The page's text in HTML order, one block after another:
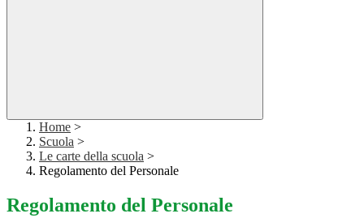
Home >
Scuola >
Le carte della scuola >
Regolamento del Personale
Regolamento del Personale